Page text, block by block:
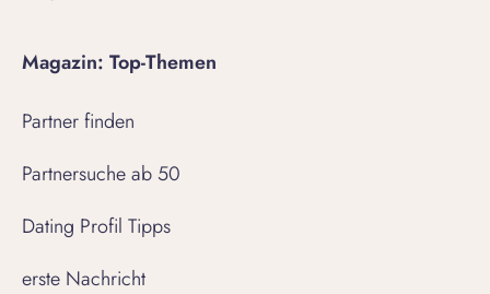
Magazin: Top-Themen
Partner finden
Partnersuche ab 50
Dating Profil Tipps
erste Nachricht